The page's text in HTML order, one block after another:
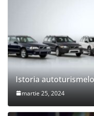
Istoria
martie 25, 2024